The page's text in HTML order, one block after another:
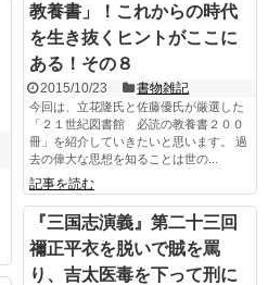
教養書」！これからの時代
を生き抜くヒントがここに
ある！その８
2015/10/23 書物雑記
今回は、立花隆氏と佐藤優氏が厳選した
「２１世紀図書館 必読の教養書２００
冊」を紹介していきたいと思います。 過
去の偉大な思想を知ることは世の...
記事を読む
『三国志演義』第二十三回
禰正平衣を脱いで賊を罵
り、吉太医毒を下って刑に